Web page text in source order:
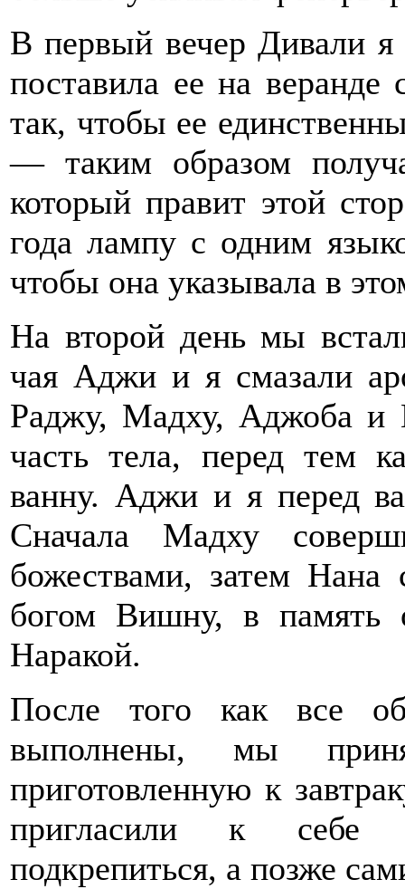
В первый вечер Дивали
поставила ее на
так, чтобы ее
— таким образом
который правит этой
года лампу с одним
чтобы она указывала в
На второй день мы
чая Аджи и я смазали
Раджу, Мадху, Аджоба и
часть тела, перед тем
ванну. Аджи и я перед
Сначала Мадху
божествами, затем
богом Вишну, в память
Наракой.
После того как все
выполнены, мы
приготовленную к
пригласили к себе
подкрепиться, а позже